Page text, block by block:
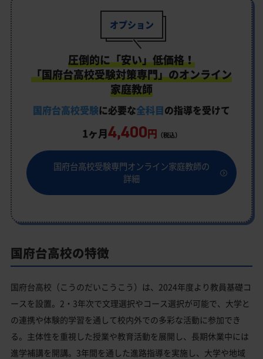
オプション
圧倒的に「安い」低価格！
「国府台高校受験対策専門」のオンライン
家庭教師
国府台高校受験に必要な全科目の指導を受けて
1ヶ月4,400円 （税込）
国府台高校受験専門オンライン家庭教師の
詳細
国府台高校の特徴
国府台高校（こうのだいこうこう）は、2024年度より教員基礎コ
ースを設置。2・3年次で文理選択やコース選択が可能で、大学と
の連携や体験的学習を通して校内外での多彩な活動に参加でき
る。主体性を重視した授業や教育活動を展開し、長期休業中には
進学補講を開講。3年間を通した進路指導を実施し、大学や地域